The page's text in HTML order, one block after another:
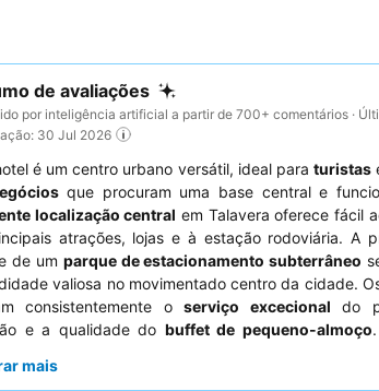
de avaliações
por inteligência artificial a partir de 700+ comentários ·
30 Jul 2026
é um centro urbano versátil, ideal para turistas
que procuram uma base central e
localização central em Talavera oferece fácil
atrações, lojas e à estação rodoviária. A
de um parque de estacionamento subterrâneo
valiosa no movimentado centro da cidade.
consistentemente oserviço excecional do
e a qualidade do buffet de pequeno-almoço
virado para o lado oposto da rua principal.
mais